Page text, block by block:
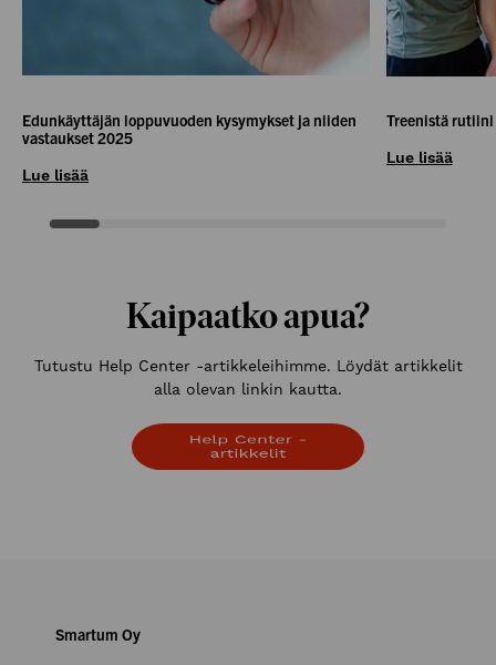
Edunkäyttäjän loppuvuoden kysymykset ja niiden
vastaukset 2025
Lue lisää
Treenistä
Lue lisää
Kaipaatko apua?
Tutustu Help Center -artikkeleihimme. Löydät artikkelit
alla olevan linkin kautta.
Smartum Oy